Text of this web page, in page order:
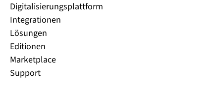
Digitalisierungsplattform
Integrationen
Lösungen
Editionen
Marketplace
Support